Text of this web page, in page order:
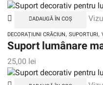
ADAUGĂ ÎN COȘ
DECORAȚIUNI CRĂCIUN, SUPORTURI,
Suport lumânare
25,00 lei